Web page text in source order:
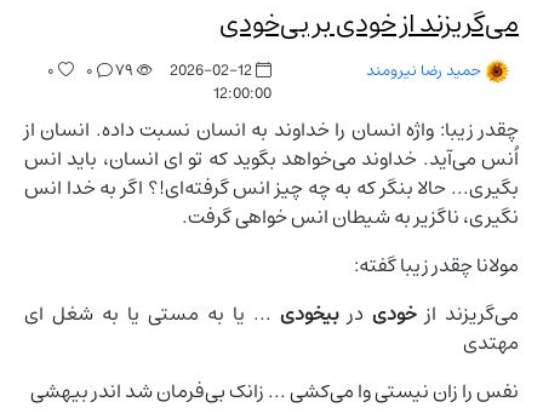
می‌گریزند از خودی بر بی‌خودی
حمید رضا نیرومند
2026-02-12
12:00:00
۷۹ ۰ ۰
چقدر زیبا: واژه انسان را خداوند به انسان نسبت داده. انسان از
اُنس می‌آید. خداوند می‌خواهد بگوید که تو ای انسان، باید انس
بگیری... حالا بنگر که به چه چیز انس گرفته‌ای!؟ اگر به خدا انس
نگیری، ناگزیر به شیطان انس خواهی گرفت.
مولانا چقدر زیبا گفته:
می‌گریزند از خودی در بیخودی ... یا به مستی یا به شغل ای
مهتدی
نفس را زان نیستی وا می‌کشی ... زانک بی‌فرمان شد اندر بیهشی